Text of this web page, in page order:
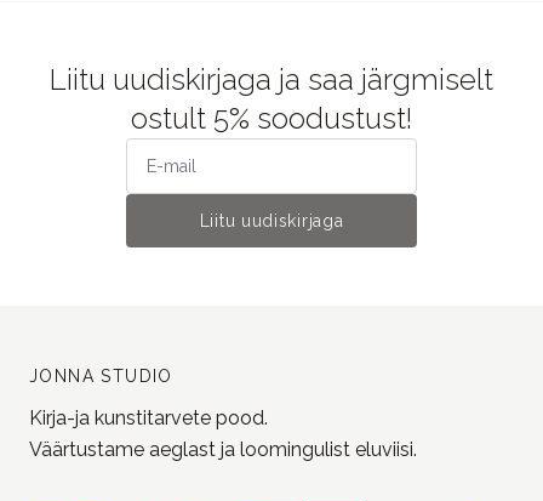
Liitu uudiskirjaga ja saa järgmiselt
ostult 5% soodustust!
Liitu uudiskirjaga
JONNA STUDIO
Kirja-ja kunstitarvete pood.
Väärtustame aeglast ja loomingulist eluviisi.